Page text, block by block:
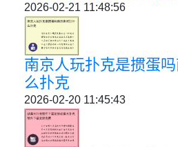
2026-02-21 11:48:56
南京人玩扑克是掼蛋
么扑克
2026-02-20 11:45:43